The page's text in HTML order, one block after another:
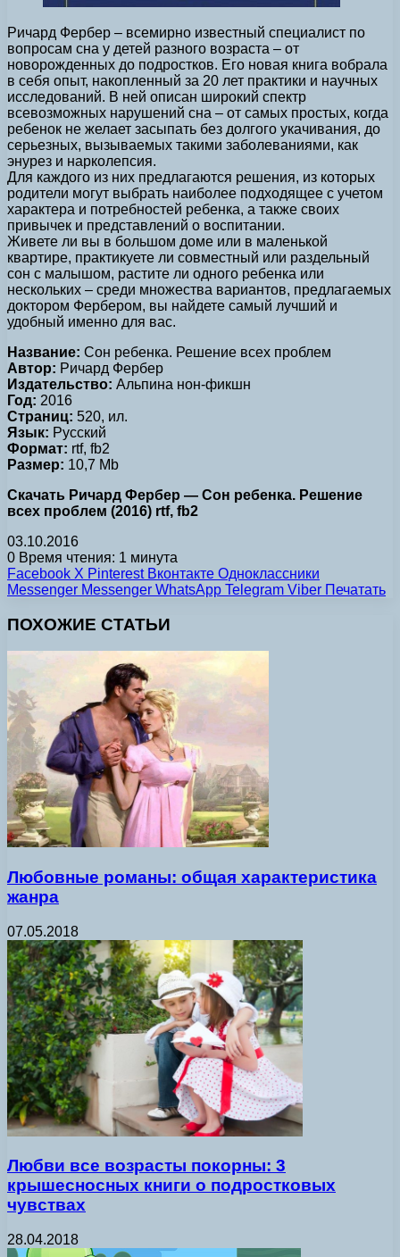
Ричард Фербер – всемирно известный специалист по
вопросам сна у детей разного возраста – от
новорожденных до подростков. Его новая книга вобрала
в себя опыт, накопленный за 20 лет практики и научных
исследований. В ней описан широкий спектр
всевозможных нарушений сна – от самых простых, когда
ребенок не желает засыпать без долгого укачивания, до
серьезных, вызываемых такими заболеваниями, как
энурез и нарколепсия.
Для каждого из них предлагаются решения, из которых
родители могут выбрать наиболее подходящее с учетом
характера и потребностей ребенка, а также своих
привычек и представлений о воспитании.
Живете ли вы в большом доме или в маленькой
квартире, практикуете ли совместный или раздельный
сон с малышом, растите ли одного ребенка или
нескольких – среди множества вариантов, предлагаемых
доктором Фербером, вы найдете самый лучший и
удобный именно для вас.
Название: Сон ребенка. Решение всех проблем
Автор: Ричард Фербер
Издательство: Альпина нон-фикшн
Год: 2016
Страниц: 520, ил.
Язык: Русский
Формат: rtf, fb2
Размер: 10,7 Mb
Скачать Ричард Фербер — Сон ребенка. Решение
всех проблем (2016) rtf, fb2
03.10.2016
0 Время чтения: 1 минута
Facebook X Pinterest Вконтакте Одноклассники
Messenger Messenger WhatsApp Telegram Viber Печатать
ПОХОЖИЕ СТАТЬИ
Любовные романы: общая характеристика
жанра
07.05.2018
Любви все возрасты покорны: 3
крышесносных книги о подростковых
чувствах
28.04.2018